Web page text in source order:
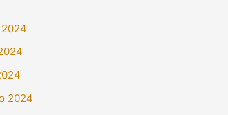
2024